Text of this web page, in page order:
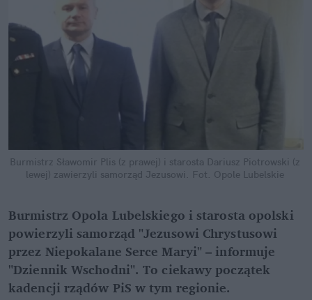
Burmistrz Sławomir Plis (z prawej) i starosta Dariusz Piotrowski (z
lewej) zawierzyli samorząd Jezusowi. Fot. Opole Lubelskie
Burmistrz Opola Lubelskiego i starosta opolski
powierzyli samorząd "Jezusowi Chrystusowi
przez Niepokalane Serce Maryi" – informuje
"Dziennik Wschodni". To ciekawy początek
kadencji rządów PiS w tym regionie.